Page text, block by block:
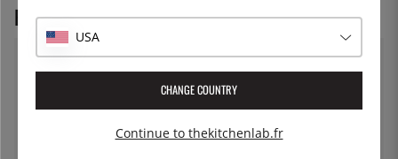
PRODUITS RECOMMANDÉS
USA
CHANGE COUNTRY
Continue to thekitchenlab.fr